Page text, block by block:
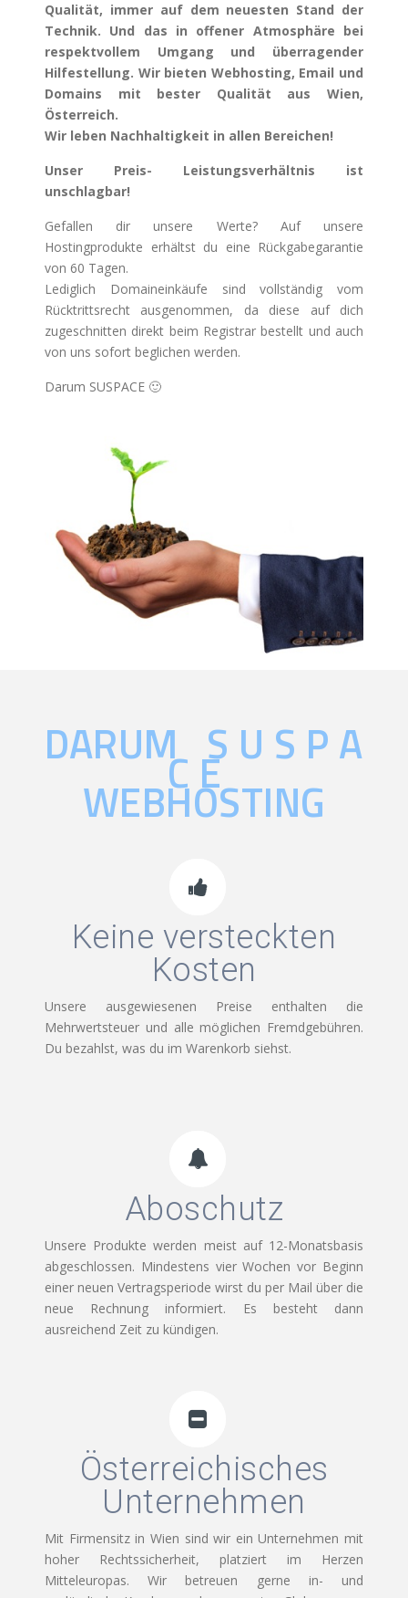
Qualität, immer auf dem neuesten Stand der
Technik. Und das in offener Atmosphäre bei
respektvollem Umgang und überragender
Hilfestellung. Wir bieten Webhosting, Email und
Domains mit bester Qualität aus Wien,
Österreich.
Wir leben Nachhaltigkeit in allen Bereichen!
Unser Preis- Leistungsverhältnis ist
unschlagbar!
Gefallen dir unsere Werte? Auf unsere
Hostingprodukte erhältst du eine Rückgabegarantie
von 60 Tagen.
Lediglich Domaineinkäufe sind vollständig vom
Rücktrittsrecht ausgenommen, da diese auf dich
zugeschnitten direkt beim Registrar bestellt und auch
von uns sofort beglichen werden.
Darum SUSPACE 🙂
DARUM S U S P A
C E
WEBHOSTING
Keine versteckten
Kosten
Unsere ausgewiesenen Preise enthalten die
Mehrwertsteuer und alle möglichen Fremdgebühren.
Du bezahlst, was du im Warenkorb siehst.
Aboschutz
Unsere Produkte werden meist auf 12-Monatsbasis
abgeschlossen. Mindestens vier Wochen vor Beginn
einer neuen Vertragsperiode wirst du per Mail über die
neue Rechnung informiert. Es besteht dann
ausreichend Zeit zu kündigen.
Österreichisches
Unternehmen
Mit Firmensitz in Wien sind wir ein Unternehmen mit
hoher Rechtssicherheit, platziert im Herzen
Mitteleuropas. Wir betreuen gerne in- und